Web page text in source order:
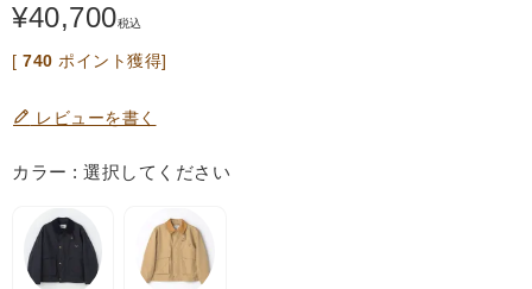
¥40,700税込
[ 740 ポイント獲得]
レビューを書く
カラー 選択してください